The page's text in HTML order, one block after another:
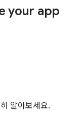
your app
알아보세요.